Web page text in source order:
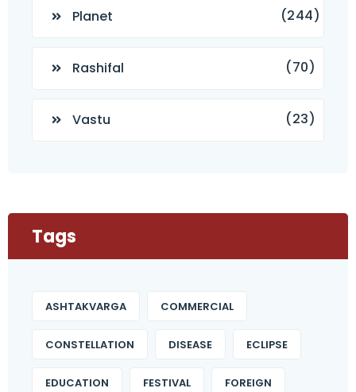
Planet (244)
Rashifal (70)
Vastu (23)
Tags
ASHTAKVARGA COMMERCIAL
CONSTELLATION DISEASE ECLIPSE
EDUCATION FESTIVAL FOREIGN